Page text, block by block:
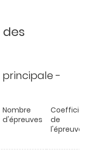
principale -
Nombre
d'épreuves
de
l'épreuve